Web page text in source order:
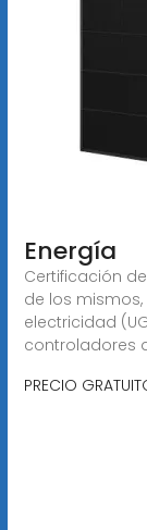
Energía
Certificación
de los
electricidad
controladores
PRECIO